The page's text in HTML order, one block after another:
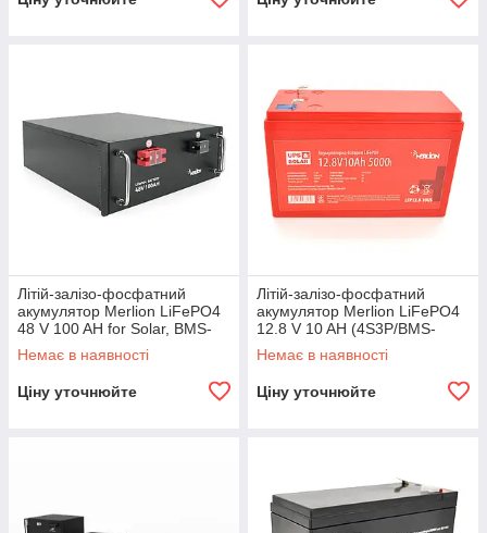
Літій-залізо-фосфатний
акумулятор Merlion LiFePO4
48 V 100 AH for Solar, BMS-
100A, (482х396х132), 37,5kg
5000
Немає в наявності
Ціну уточнюйте
Літій-залізо-фосфатний
акумулятор Merlion LiFePO4
12.8 V 10 AH (4S3P/BMS-
10A), (151x99x99), 1,15kg for
UPS, до
Немає в наявності
Ціну уточнюйте